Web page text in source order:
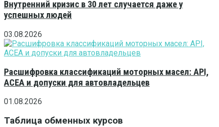
Внутренний кризис в 30 лет случается даже у
успешных людей
03.08.2026
Расшифровка классификаций моторных масел: API,
ACEA и допуски для автовладельцев
01.08.2026
Таблица обменных курсов